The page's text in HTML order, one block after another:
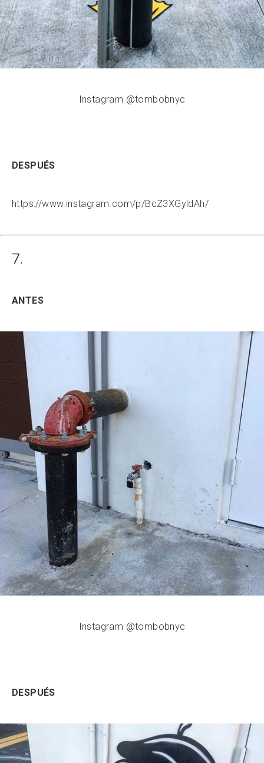
Instagram @tombobnyc
DESPUÉS
https://www.instagram.com/p/BcZ3XGyldAh/
7.
ANTES
Instagram @tombobnyc
DESPUÉS